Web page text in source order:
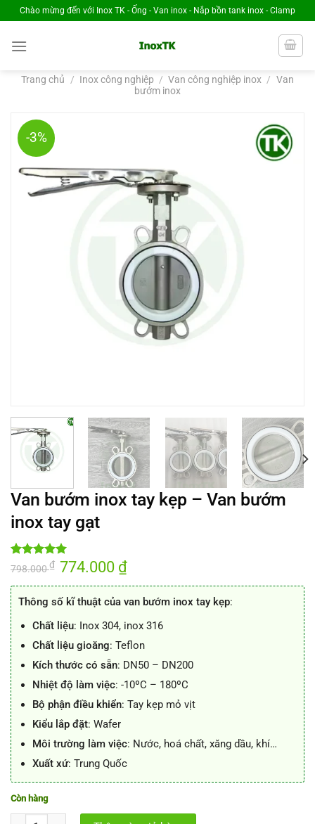
Chuyển
đến
nội
Chào mừng đến với Inox TK - Ống - Van inox - Nắp bồn tank inox - Clamp
Trang chủ / Inox công nghiệp / Van công nghiệp inox / Van
bướm inox
-3%
Van bướm inox tay kẹp – Van bướm
inox tay gạt
5.00 trên 5
1
đánh giá
798.000₫ Giá
gốc
là:
774.000 ₫Giá
tại
774.000 ₫.
Thông số kĩ thuật của van bướm inox tay kẹp:
Chất liệu: Inox 304, inox 316
Chất liệu gioăng: Teflon
Kích thước có sẵn: DN50 – DN200
Nhiệt độ làm việc: -10ºC – 180ºC
Bộ phận điều khiển: Tay kẹp mỏ vịt
Kiểu lắp đặt: Wafer
Môi trường làm việc: Nước, hoá chất, xăng dầu, khí…
Xuất xứ: Trung Quốc
Còn hàng
Van bướm inox tay kẹp - Van bướm inox tay gạt số lượng